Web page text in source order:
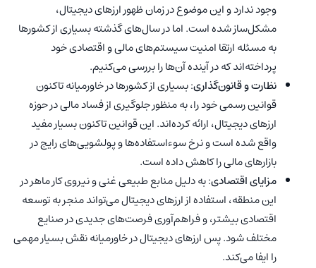
وجود ندارد و این موضوع در زمان ظهور ارزهای دیجیتال،
مشکل‌ساز شده است. اما در سال‌های گذشته بسیاری از کشورها
به مسئله ارتقا امنیت سیستم‌های مالی و اقتصادی خود
پرداخته‌اند که در آینده آن‌ها را بررسی می‌کنیم.
نظارت و قانون‌گذاری: بسیاری از کشورها در خاورمیانه تاکنون
قوانین رسمی خود را، به منظور جلوگیری از فساد مالی در حوزه
ارزهای دیجیتال، ارائه کرده‌اند. این قوانین تاکنون بسیار مفید
واقع شده است و نرخ سوءاستفاده‌ها و پولشویی‌های رایج در
بازارهای مالی را کاهش داده است.
مزایای اقتصادی: به دلیل منابع طبیعی غنی و نیروی کار ماهر در
این منطقه، استفاده از ارزهای دیجیتال می‌تواند منجر به توسعه
اقتصادی بیشتر، و فراهم‌آوری فرصت‌های جدیدی در صنایع
مختلف شود. پس ارزهای دیجیتال در خاورمیانه نقش بسیار مهمی
را ایفا می‌کند.